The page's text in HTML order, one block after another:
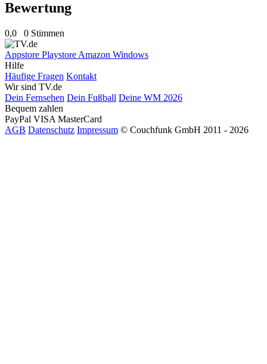
Bewertung
0,0 0 Stimmen
Appstore Playstore Amazon Windows
Hilfe
Häufige Fragen Kontakt
Wir sind TV.de
Dein Fernsehen Dein Fußball Deine WM 2026
Bequem zahlen
PayPal VISA MasterCard
AGB Datenschutz Impressum © Couchfunk GmbH 2011 - 2026